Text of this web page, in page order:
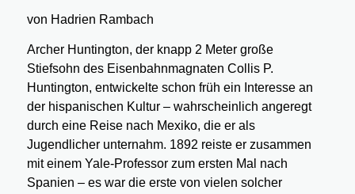
von Hadrien Rambach
Archer Huntington, der knapp 2 Meter große
Stiefsohn des Eisenbahnmagnaten Collis P.
Huntington, entwickelte schon früh ein Interesse an
der hispanischen Kultur – wahrscheinlich angeregt
durch eine Reise nach Mexiko, die er als
Jugendlicher unternahm. 1892 reiste er zusammen
mit einem Yale-Professor zum ersten Mal nach
Spanien – es war die erste von vielen solcher